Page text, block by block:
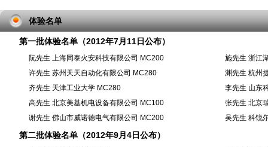
体验名单
第一批体验名单（2012年7月11日公布）
阮先生 上海同泰火安科技有限公司 MC200
施先生 浙江
许先生 苏州天天自动化有限公司 MC280
渊先生 杭州
齐先生 天津工业大学 MC280
李先生 山东
高先生 北京美基机电设备有限公司 MC100
张先生 北京
谢先生 佛山市威诺德电气有限公司 MC200
吴先生 科锐
第二批体验名单（2012年9月4日公布）